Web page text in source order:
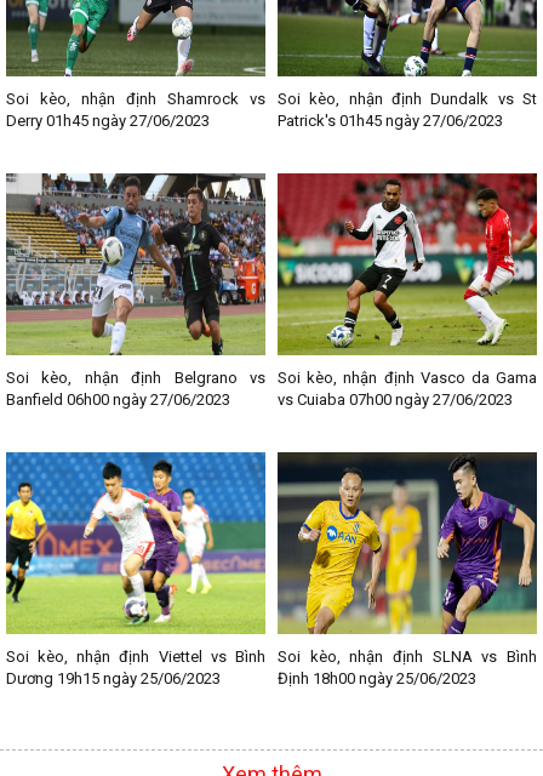
Soi kèo, nhận định Shamrock vs
Derry 01h45 ngày 27/06/2023
Soi kèo, nhận định Dundalk vs St
Patrick's 01h45 ngày 27/06/2023
Soi kèo, nhận định Belgrano vs
Banfield 06h00 ngày 27/06/2023
Soi kèo, nhận định Vasco da Gama
vs Cuiaba 07h00 ngày 27/06/2023
Soi kèo, nhận định Viettel vs Bình
Dương 19h15 ngày 25/06/2023
Soi kèo, nhận định SLNA vs Bình
Định 18h00 ngày 25/06/2023